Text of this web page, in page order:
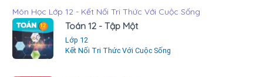
Môn Học Lớp 12 - Kết Nối Tri Thức Với Cuộc Sống
Toán 12 - Tập Một
Lớp 12
Kết Nối Tri Thức Với Cuộc Sống